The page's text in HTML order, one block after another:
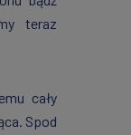
teraz
cały
Spod